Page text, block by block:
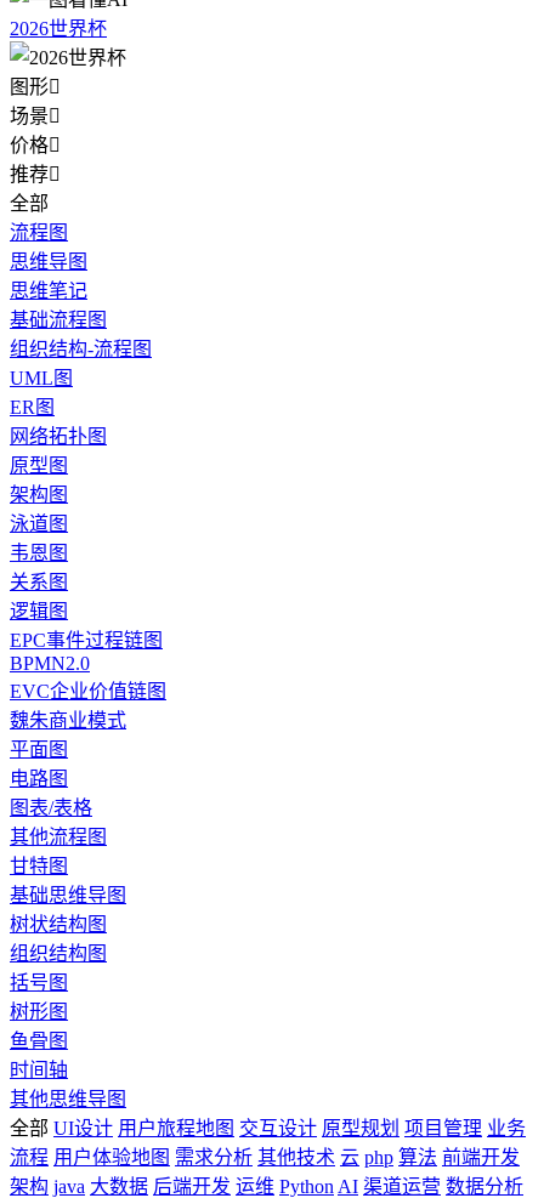
2026世界杯
图形
场景
价格
推荐
全部
流程图
思维导图
思维笔记
基础流程图
组织结构-流程图
UML图
ER图
网络拓扑图
原型图
架构图
泳道图
韦恩图
关系图
逻辑图
EPC事件过程链图
BPMN2.0
EVC企业价值链图
魏朱商业模式
平面图
电路图
图表/表格
其他流程图
甘特图
基础思维导图
树状结构图
组织结构图
括号图
树形图
鱼骨图
时间轴
其他思维导图
全部 UI设计 用户旅程地图 交互设计 原型规划 项目管理 业务
流程 用户体验地图 需求分析 其他技术 云 php 算法 前端开发
架构 java 大数据 后端开发 运维 Python AI 渠道运营 数据分析